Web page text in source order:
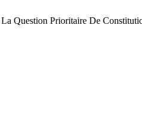
Question Prioritaire De